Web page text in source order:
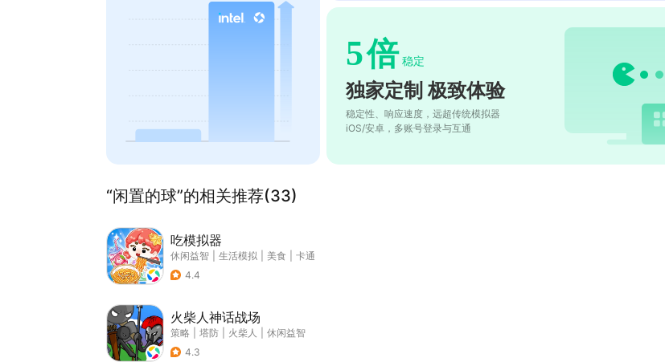
5倍 稳定
独家定制 极致体验
稳定性、响应速度，远超传统模拟器
iOS/安卓，多账号登录与互通
“闲置的球”的相关推荐(33)
吃模拟器
休闲益智 生活模拟 美食
卡通
4.4
火柴人神话战场
策略 塔防 火柴人
休闲益智
4.3